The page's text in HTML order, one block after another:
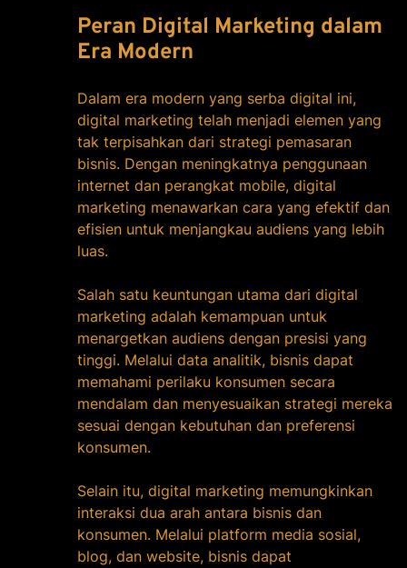
Peran Digital Marketing dalam
Era Modern
Dalam era modern yang serba digital ini,
digital marketing telah menjadi elemen yang
tak terpisahkan dari strategi pemasaran
bisnis. Dengan meningkatnya penggunaan
internet dan perangkat mobile, digital
marketing menawarkan cara yang efektif dan
efisien untuk menjangkau audiens yang lebih
luas.
Salah satu keuntungan utama dari digital
marketing adalah kemampuan untuk
menargetkan audiens dengan presisi yang
tinggi. Melalui data analitik, bisnis dapat
memahami perilaku konsumen secara
mendalam dan menyesuaikan strategi mereka
sesuai dengan kebutuhan dan preferensi
konsumen.
Selain itu, digital marketing memungkinkan
interaksi dua arah antara bisnis dan
konsumen. Melalui platform media sosial,
blog, dan website, bisnis dapat